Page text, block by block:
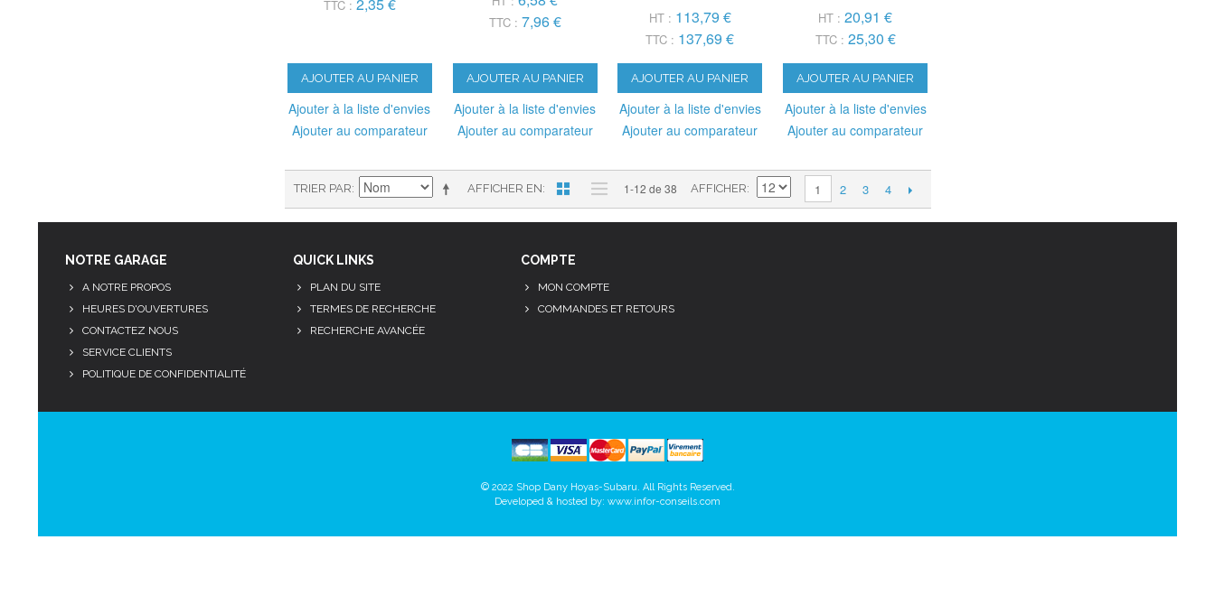
TTC :
AJOUTER AU PANIER
Ajouter à la liste d'envies
Ajouter au comparateur
TTC : 7,96 €
AJOUTER AU PANIER
Ajouter à la liste d'envies
Ajouter au comparateur
HT : 113,79 €
TTC : 137,69 €
AJOUTER AU PANIER
Ajouter à la liste d'envies
Ajouter au comparateur
HT : 20,91 €
TTC : 25,30 €
AJOUTER AU PANIER
Ajouter à la liste d'envies
Ajouter au comparateur
AFFICHER EN
TRIER PAR 1-12 de 38 AFFICHER 1 2 3 4
NOTRE GARAGE
A NOTRE PROPOS
HEURES D'OUVERTURES
CONTACTEZ NOUS
SERVICE CLIENTS
POLITIQUE DE CONFIDENTIALITÉ
QUICK LINKS
PLAN DU SITE
TERMES DE RECHERCHE
RECHERCHE AVANCÉE
COMPTE
MON COMPTE
COMMANDES ET RETOURS
© 2022 Shop Dany Hoyas-Subaru. All Rights Reserved.
Developed & hosted by: www.infor-conseils.com